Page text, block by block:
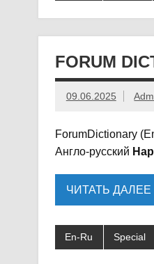
FORUM
09.06.2025
ForumDictionary
Англо-русский
ЧИТАТЬ ДАЛЕЕ
En-Ru Special